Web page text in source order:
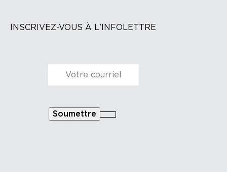
INSCRIVEZ-VOUS À L'INFOLETTRE
Courriel *
Soumettre